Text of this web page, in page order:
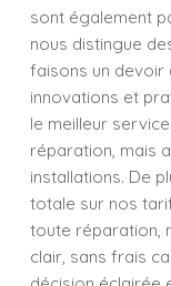
sont également
nous distingue
faisons un devoir
innovations et
le meilleur
réparation, mais
installations. De
totale sur nos
toute réparation,
clair, sans frais